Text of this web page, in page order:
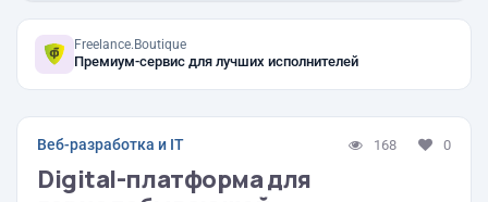
Freelance.Boutique
Премиум-сервис для лучших исполнителей
Веб-разработка и IT 168 0
Digital-платформа для